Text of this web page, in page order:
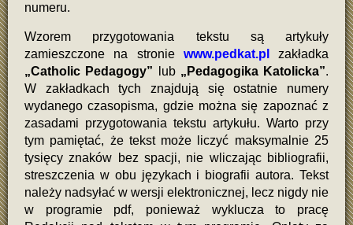
numeru.
Wzorem przygotowania tekstu są artykuły
zamieszczone na stronie www.pedkat.pl
zakładka
„Catholic Pedagogy” lub „Pedagogika Katolicka”.
W zakładkach tych znajdują się ostatnie numery
wydanego czasopisma, gdzie można się zapoznać z
zasadami przygotowania tekstu artykułu. Warto przy
tym pamiętać, że tekst może liczyć maksymalnie 25
tysięcy znaków bez spacji, nie wliczając bibliografii,
streszczenia w obu językach i biografii autora. Tekst
należy nadsyłać w wersji elektronicznej, lecz nigdy nie
w programie pdf, ponieważ wyklucza to pracę